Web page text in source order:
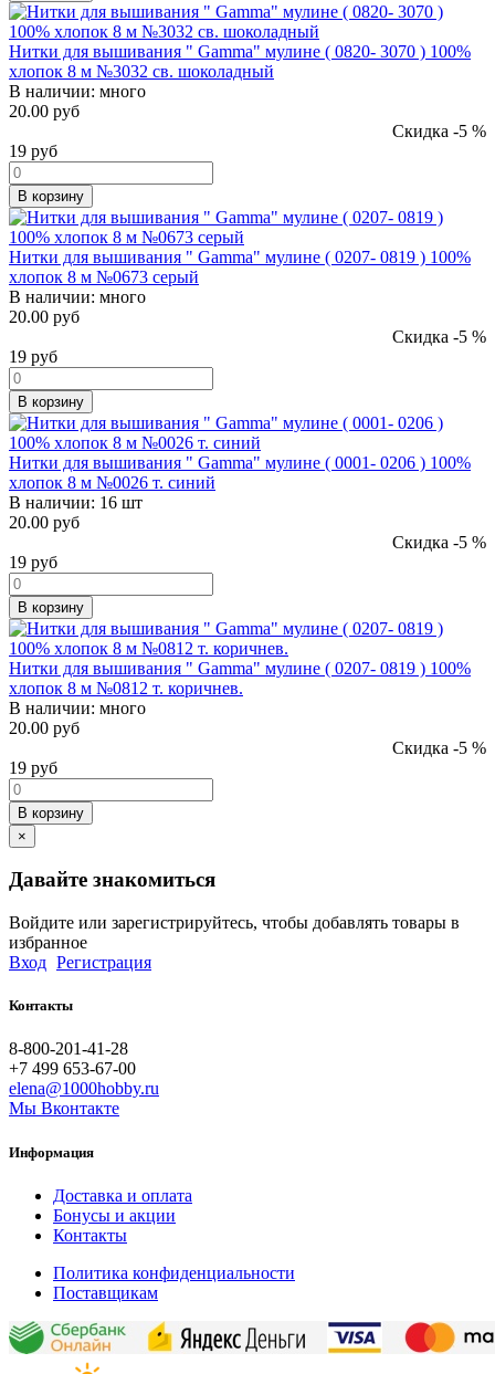
Нитки для вышивания " Gamma" мулине ( 0820- 3070 ) 100%
хлопок 8 м №3032 св. шоколадный
В наличии: много
20.00 руб
Скидка -5 %
19 руб
В корзину
Нитки для вышивания " Gamma" мулине ( 0207- 0819 ) 100%
хлопок 8 м №0673 серый
В наличии: много
20.00 руб
Скидка -5 %
19 руб
В корзину
Нитки для вышивания " Gamma" мулине ( 0001- 0206 ) 100%
хлопок 8 м №0026 т. синий
В наличии: 16 шт
20.00 руб
Скидка -5 %
19 руб
В корзину
Нитки для вышивания " Gamma" мулине ( 0207- 0819 ) 100%
хлопок 8 м №0812 т. коричнев.
В наличии: много
20.00 руб
Скидка -5 %
19 руб
В корзину
×
Давайте знакомиться
Войдите или зарегистрируйтесь, чтобы добавлять товары в
избранное
Вход Регистрация
Контакты
8-800-201-41-28
+7 499 653-67-00
elena@1000hobby.ru
Мы Вконтакте
Информация
Доставка и оплата
Бонусы и акции
Контакты
Политика конфиденциальности
Поставщикам